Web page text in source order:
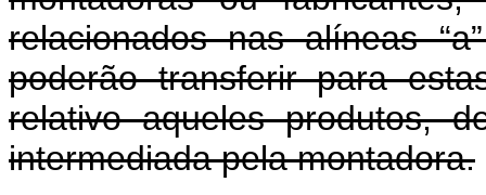
relacionados nas alíneas
poderão transferir para
relativo aqueles produtos,
intermediada pela montadora.